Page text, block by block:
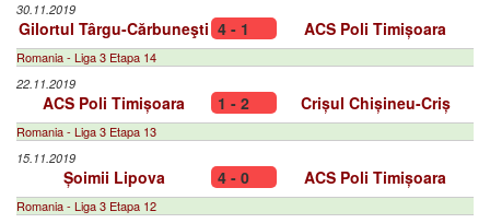
30.11.2019
Gilortul Târgu-Cărbuneşti 4 - 1 ACS Poli Timișoara
Romania - Liga 3 Etapa 14
22.11.2019
ACS Poli Timișoara 1 - 2 Crișul Chișineu-Criș
Romania - Liga 3 Etapa 13
15.11.2019
Șoimii Lipova 4 - 0 ACS Poli Timișoara
Romania - Liga 3 Etapa 12